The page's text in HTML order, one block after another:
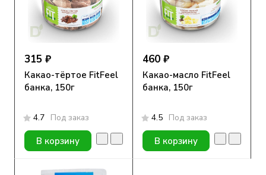
315 ₽
Какао-тёртое FitFeel
банка, 150г
4.7 Под заказ
В корзину
460 ₽
Какао-масло FitFeel
банка, 150г
4.5 Под заказ
В корзину